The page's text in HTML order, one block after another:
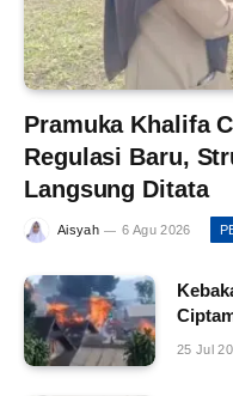
Pramuka Khalifa
Regulasi Baru,
Langsung Ditata
Aisyah 6 Agu 2026
25 Jul